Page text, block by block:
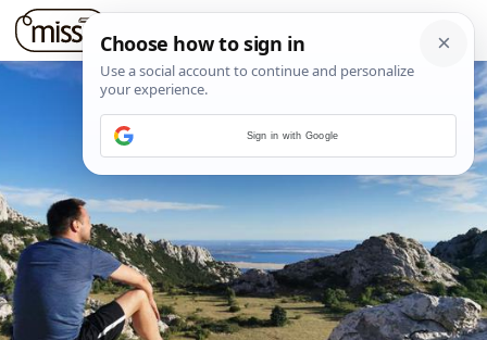
Sign in with Google